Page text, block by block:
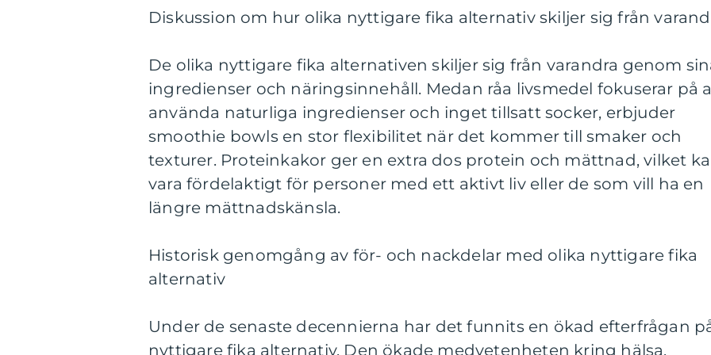
Diskussion om hur olika nyttigare fika alternativ skiljer sig från
De olika nyttigare fika alternativen skiljer sig från varandra genom
ingredienser och näringsinnehåll. Medan råa livsmedel fokuserar på
använda naturliga ingredienser och inget tillsatt socker, erbjuder
smoothie bowls en stor flexibilitet när det kommer till smaker och
texturer. Proteinkakor ger en extra dos protein och mättnad, vilket
vara fördelaktigt för personer med ett aktivt liv eller de som vill ha en
längre mättnadskänsla.
Historisk genomgång av för- och nackdelar med olika nyttigare fika
alternativ
Under de senaste decennierna har det funnits en ökad efterfrågan
nyttigare fika alternativ. Den ökade medvetenheten kring hälsa,